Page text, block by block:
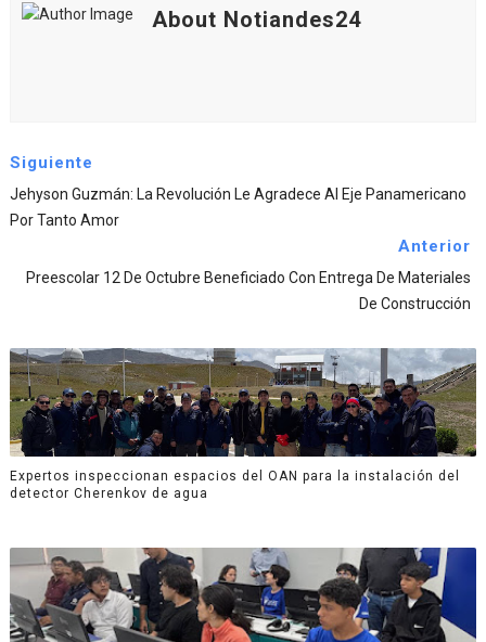
About Notiandes24
Siguiente
Jehyson Guzmán: La Revolución Le Agradece Al Eje Panamericano
Por Tanto Amor
Anterior
Preescolar 12 De Octubre Beneficiado Con Entrega De Materiales
De Construcción
Expertos inspeccionan espacios del OAN para la instalación del
detector Cherenkov de agua